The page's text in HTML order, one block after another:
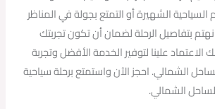
السياحية الشهيرة أو التمتع بجولة في المناظر
نهتم بتفاصيل الرحلة لضمان أن تكون تجربتك
علينا لتوفير الخدمة الأفضل وتجربة
الشمالي. احجز الآن واستمتع برحلة سياحية
الشمالي.